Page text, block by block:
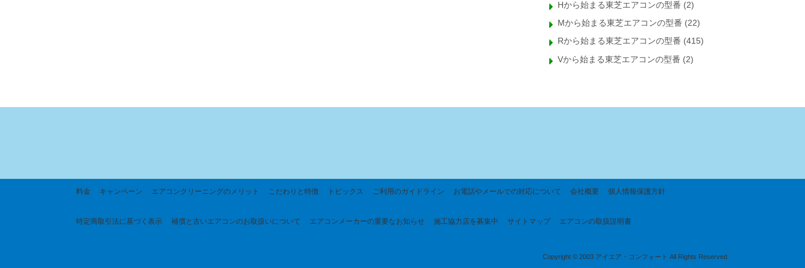
Hから始まる東芝エアコンの型番 (2)
Mから始まる東芝エアコンの型番 (22)
Rから始まる東芝エアコンの型番 (415)
Vから始まる東芝エアコンの型番 (2)
料金 キャンペーン エアコンクリーニングのメリット こだわりと特徴 トピックス ご利用のガイドライン お電話やメールでの対応について 会社概要 個人情報保護方針
特定商取引法に基づく 表示 補償と古いエアコンのお取扱いについて エアコンメーカーの重要なお知らせ 施工協力店を募集中 サイトマップ エアコンの取扱説明書
Copyright © 2003 アイエア・コンフォート All Rights Reserved.